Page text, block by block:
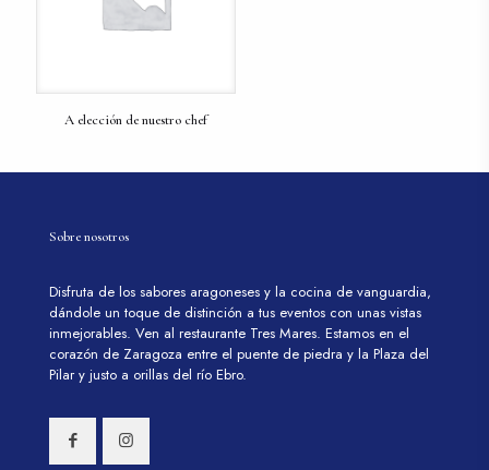
A elección de nuestro chef
Sobre nosotros
Disfruta de los sabores aragoneses y la cocina de vanguardia,
dándole un toque de distinción a tus eventos con unas vistas
inmejorables. Ven al restaurante Tres Mares. Estamos en el
corazón de Zaragoza entre el puente de piedra y la Plaza del
Pilar y justo a orillas del río Ebro.